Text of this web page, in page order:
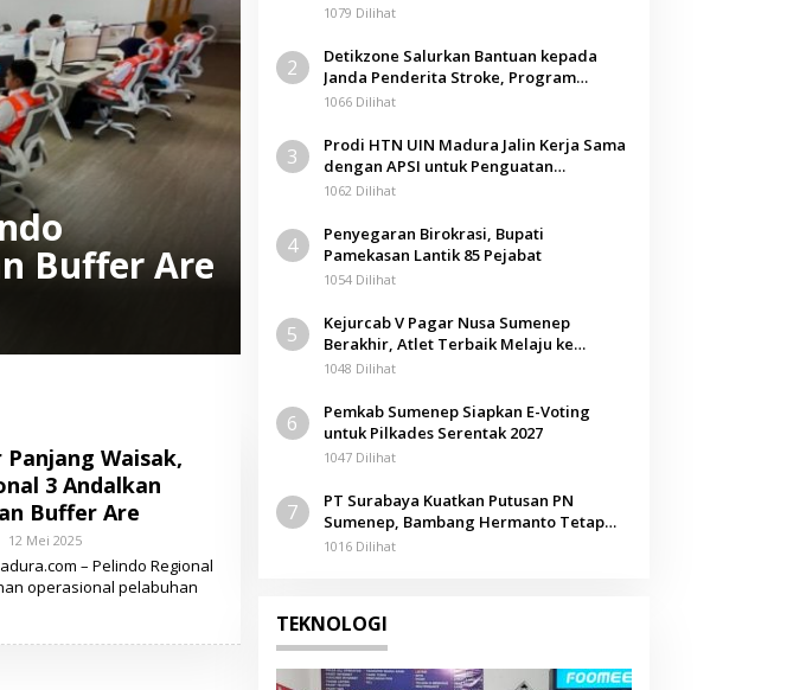
Buffer Are
Waisak,
3 Andalkan
Buffer Are
12 Mei 2025O
E
H
– Pelindo Regional
operasional pelabuhan
1079 Dilihat
2
Detikzone Salurkan Bantuan kepada
Janda Penderita Stroke, Program
Berbagi Masuki Hari ke-61
1066 Dilihat
3
Prodi HTN UIN Madura Jalin Kerja Sama
dengan APSI untuk Penguatan
Kompetensi Mahasiswa
1062 Dilihat
4
Penyegaran Birokrasi, Bupati
Pamekasan Lantik 85 Pejabat
1054 Dilihat
5
Kejurcab V Pagar Nusa Sumenep
Berakhir, Atlet Terbaik Melaju ke
Kejurwil Jatim
1048 Dilihat
6
Pemkab Sumenep Siapkan E-Voting
untuk Pilkades Serentak 2027
1047 Dilihat
7
PT Surabaya Kuatkan Putusan PN
Sumenep, Bambang Hermanto Tetap
Dinyatakan Pemilik Sah Tanah di
1016 Dilihat
TEKNOLOGI